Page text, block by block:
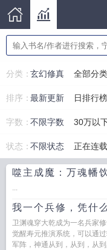
分类： 全部分类
玄幻修真
排序： 日排行榜
最新更新
字数：不限字数 30万以
状态：不限状态 正在连载
噬主成魔：万魂幡
...
我一个兵修，凭什
卫渊魂穿大乾成为一名兵家
觉醒寿元推演系统，可以通
军阵，神通从到，从到，从